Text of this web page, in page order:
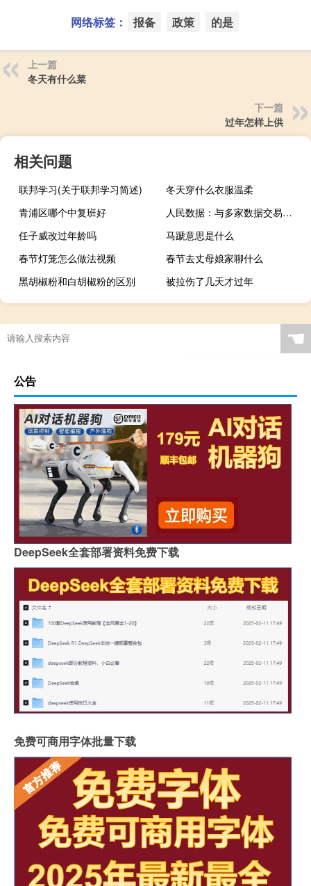
网络标签： 报备 政策 的是
上一篇
冬天有什么菜
下一篇
过年怎样上供
相关问题
联邦学习(关于联邦学习简述)
冬天穿什么衣服温柔
青浦区哪个中复班好
人民数据：与多家数据交易所签署合作协议 正在积极打造云、数、链三大数据平台
任子威改过年龄吗
马蹏意思是什么
春节灯笼怎么做法视频
春节去丈母娘家聊什么
黑胡椒粉和白胡椒粉的区别
被拉伤了几天才过年
☚
公告
DeepSeek全套部署资料免费下载
免费可商用字体批量下载